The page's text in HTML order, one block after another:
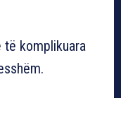
të komplikuara